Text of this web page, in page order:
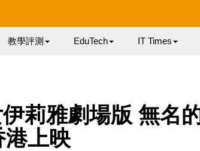
教學評測 EduTech IT Times
伊莉雅劇場版 無名
港上映